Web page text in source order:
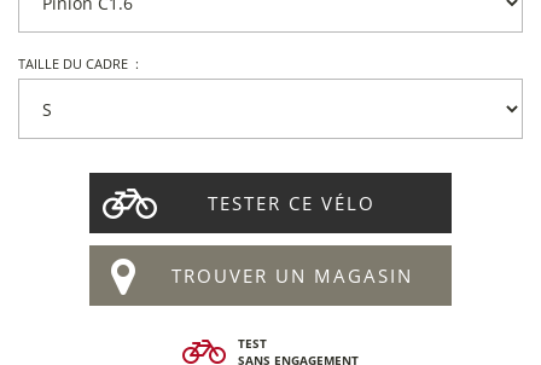
TAILLE DU CADRE :
TESTER CE VÉLO
TROUVER UN MAGASIN
TEST
SANS ENGAGEMENT